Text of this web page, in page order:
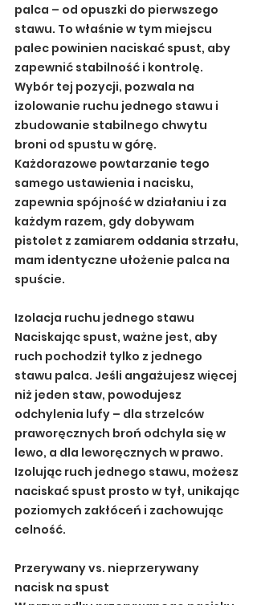
palca – od opuszki do pierwszego
stawu. To właśnie w tym miejscu
palec powinien naciskać spust, aby
zapewnić stabilność i kontrolę.
Wybór tej pozycji, pozwala na
izolowanie ruchu jednego stawu i
zbudowanie stabilnego chwytu
broni od spustu w górę.
Każdorazowe powtarzanie tego
samego ustawienia i nacisku,
zapewnia spójność w działaniu i za
każdym razem, gdy dobywam
pistolet z zamiarem oddania strzału,
mam identyczne ułożenie palca na
spuście.
Izolacja ruchu jednego stawu
Naciskając spust, ważne jest, aby
ruch pochodził tylko z jednego
stawu palca. Jeśli angażujesz więcej
niż jeden staw, powodujesz
odchylenia lufy – dla strzelców
praworęcznych broń odchyla się w
lewo, a dla leworęcznych w prawo.
Izolując ruch jednego stawu, możesz
naciskać spust prosto w tył, unikając
poziomych zakłóceń i zachowując
celność.
Przerywany vs. nieprzerywany
nacisk na spust